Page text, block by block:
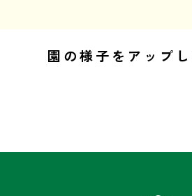
園の様子をアップし